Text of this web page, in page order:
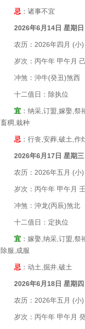
忌 ：诸事不宜
2026年6月14日 星期日
农历：2026年四月 (小)
岁次：丙午年 甲午月
冲煞：沖牛(癸丑)煞西
十二值日：除执位
宜 ：纳采,订盟,嫁娶,
畜稠,栽种
忌 ：行丧,安葬,破土,作
2026年6月17日 星期三
农历：2026年五月 (小)
岁次：丙午年 甲午月
冲煞：沖龙(丙辰)煞北
十二值日：定执位
宜 ：嫁娶,纳采,订盟,
除服,成服
忌 ：动土,掘井,破土
2026年6月18日 星期四
农历：2026年五月 (小)
岁次：丙午年 甲午月